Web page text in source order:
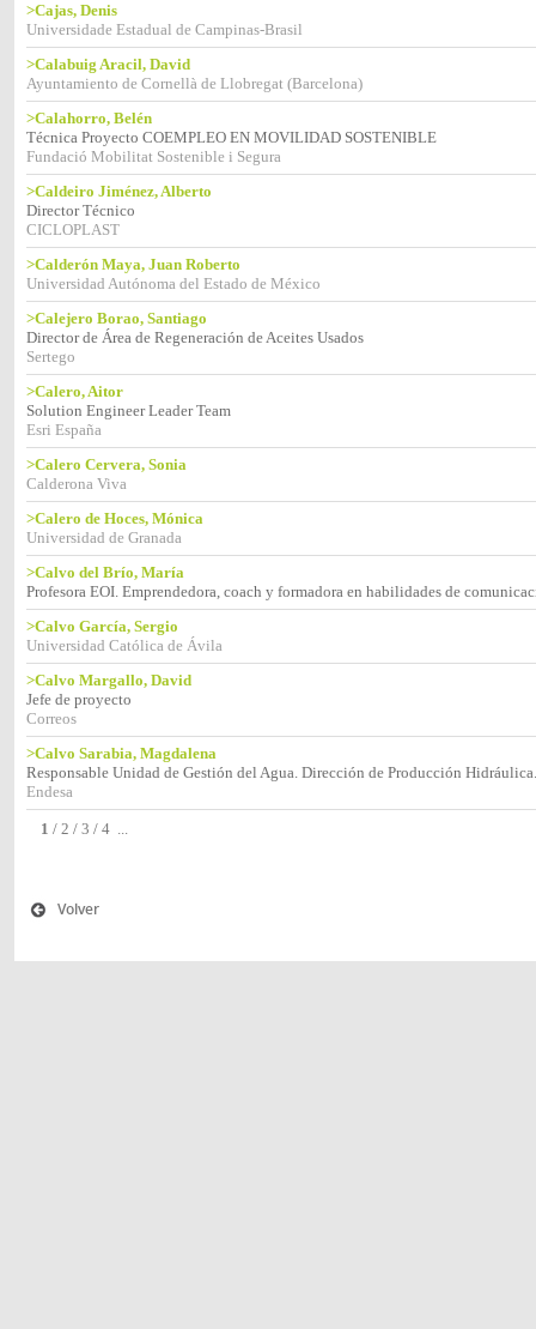
>Cajas, Denis
Universidade Estadual de Campinas-Brasil
>Calabuig Aracil, David
Ayuntamiento de Cornellà de Llobregat (Barcelona)
>Calahorro, Belén
Técnica Proyecto COEMPLEO EN MOVILIDAD SOSTENIBLE
Fundació Mobilitat Sostenible i Segura
>Caldeiro Jiménez, Alberto
Director Técnico
CICLOPLAST
>Calderón Maya, Juan Roberto
Universidad Autónoma del Estado de México
>Calejero Borao, Santiago
Director de Área de Regeneración de Aceites Usados
Sertego
>Calero, Aitor
Solution Engineer Leader Team
Esri España
>Calero Cervera, Sonia
Calderona Viva
>Calero de Hoces, Mónica
Universidad de Granada
>Calvo del Brío, María
Profesora EOI. Emprendedora, coach y formadora en habilidades de
>Calvo García, Sergio
Universidad Católica de Ávila
>Calvo Margallo, David
Jefe de proyecto
Correos
>Calvo Sarabia, Magdalena
Responsable Unidad de Gestión del Agua. Dirección de Producción Hidráulica.
Endesa
1 / 2 / 3 / 4 ...
Volver